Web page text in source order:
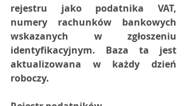
rejestru jako podatnika VAT,
numery rachunków bankowych
wskazanych w zgłoszeniu
identyfikacyjnym. Baza ta jest
aktualizowana w każdy dzień
roboczy.